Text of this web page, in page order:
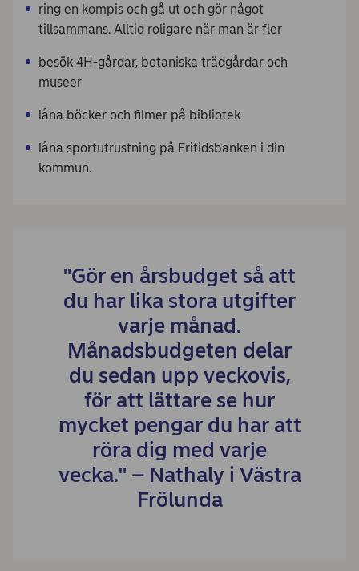
ring en kompis och gå ut och gör något
tillsammans. Alltid roligare när man är fler
besök 4H-gårdar, botaniska trädgårdar och
museer
låna böcker och filmer på bibliotek
låna sportutrustning på Fritidsbanken i din
kommun.
"Gör en årsbudget så att
du har lika stora utgifter
varje månad.
Månadsbudgeten delar
du sedan upp veckovis,
för att lättare se hur
mycket pengar du har att
röra dig med varje
vecka." – Nathaly i Västra
Frölunda